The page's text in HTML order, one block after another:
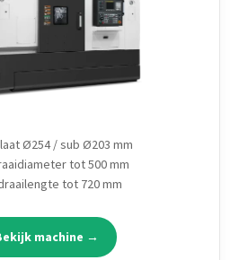
Ø254 / sub Ø203 mm
tot 500 mm
tot 720 mm
machine →